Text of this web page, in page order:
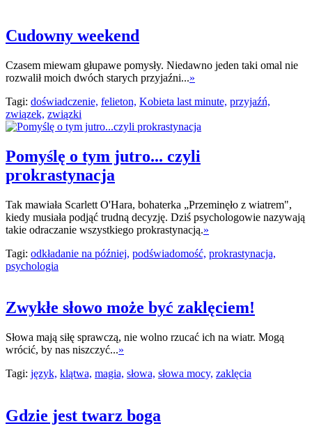
Cudowny weekend
Czasem miewam głupawe pomysły. Niedawno jeden taki omal nie
rozwalił moich dwóch starych przyjaźni...»
Tagi: doświadczenie, felieton, Kobieta last minute, przyjaźń,
związek, związki
Pomyślę o tym jutro... czyli
prokrastynacja
Tak mawiała Scarlett O'Hara, bohaterka „Przeminęło z wiatrem",
kiedy musiała podjąć trudną decyzję. Dziś psychologowie nazywają
takie odraczanie wszystkiego prokrastynacją.»
Tagi: odkładanie na później, podświadomość, prokrastynacja,
psychologia
Zwykłe słowo może być zaklęciem!
Słowa mają siłę sprawczą, nie wolno rzucać ich na wiatr. Mogą
wrócić, by nas niszczyć...»
Tagi: język, klątwa, magia, słowa, słowa mocy, zaklęcia
Gdzie jest twarz boga